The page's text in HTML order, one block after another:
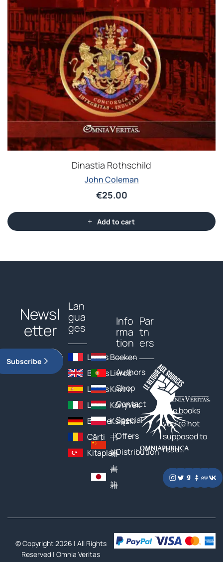
Dinastia Rothschild
John Coleman
€25.00
Add to cart
Newsl
etter
Subscribe
Lan
gua
ges
Livres
Books
Libros
Libri
Bücher
Cărți
Kitaplar
Boeken
Livros
Книги
Könyvek
Książki
书
籍
書
籍
Info
rma
tion
Authors
Shop
Contact
Special
Offers
Distribution
Par
tn
ers
The books
you’re not
supposed to
read…
© Copyright 2026 | All Rights
Reserved |Omnia Veritas